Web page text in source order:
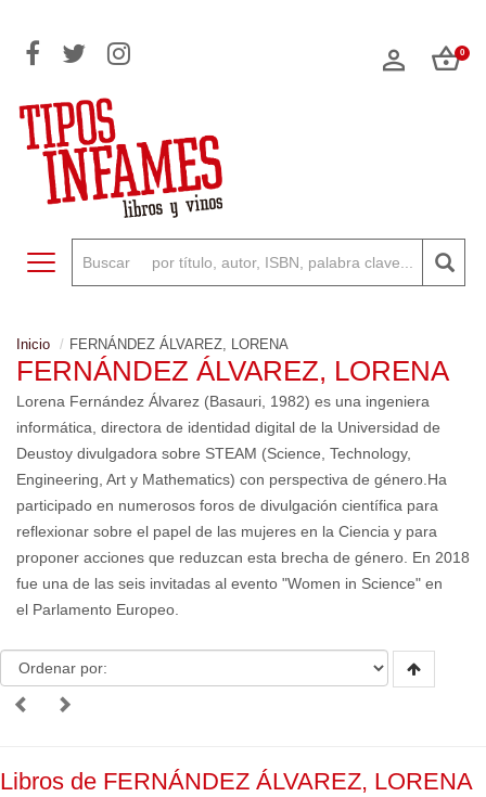
0
Toggle navigation
Inicio FERNÁNDEZ ÁLVAREZ, LORENA
FERNÁNDEZ ÁLVAREZ, LORENA
Lorena Fernández Álvarez (Basauri, 1982) es una ingeniera
informática, directora de identidad digital de la Universidad de
Deustoy divulgadora sobre STEAM (Science, Technology,
Engineering, Art y Mathematics) con perspectiva de género.Ha
participado en numerosos foros de divulgación científica para
reflexionar sobre el papel de las mujeres en la Ciencia y para
proponer acciones que reduzcan esta brecha de género. En 2018
fue una de las seis invitadas al evento "Women in Science" en
el Parlamento Europeo.
Libros de FERNÁNDEZ ÁLVAREZ, LORENA